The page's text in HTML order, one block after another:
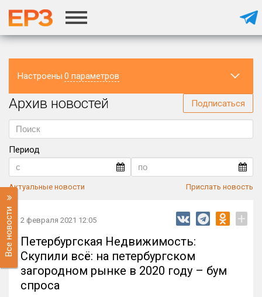
Настроены 0 параметров
Регион
Архив новостей Подписаться
Период
Актуальные новости Прислать новость
Все новости 2 февраля 2021 12:05 +
Петербургская Недвижимость:
Скупили всё: на петербургском
загородном рынке в 2020 году – бум
спроса